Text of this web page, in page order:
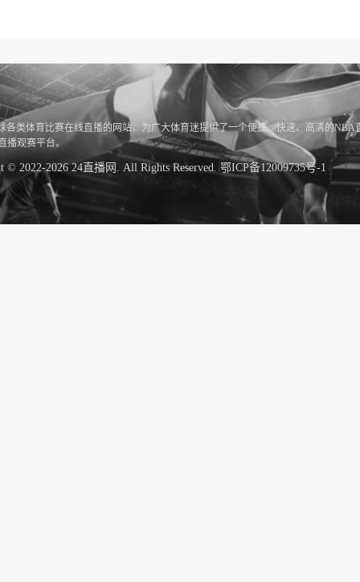
各类体育比赛在线直播的网站，为广大体育迷提供了一个便捷、快速、高清的NBA
观赛平台。
© 2022-2026 24直播网. All Rights Reserved. 鄂ICP备12009735号-1